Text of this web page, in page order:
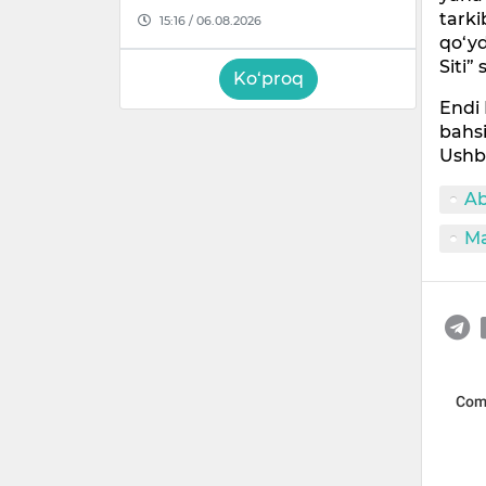
15:16 / 06.08.2026
Ko‘proq
Siti”
Endi